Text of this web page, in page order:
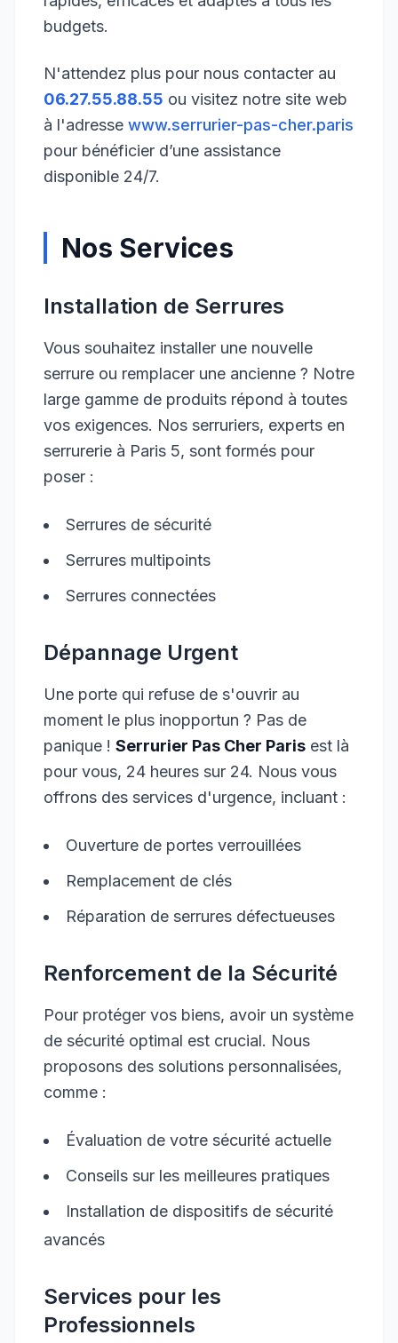
budgets.
N'attendez plus pour nous contacter au
06.27.55.88.55 ou visitez notre site web
à l'adresse www.serrurier-pas-cher.paris
pour bénéficier d’une assistance
disponible 24/7.
Nos Services
Installation de Serrures
Vous souhaitez installer une nouvelle
serrure ou remplacer une ancienne ? Notre
large gamme de produits répond à toutes
vos exigences. Nos serruriers, experts en
serrurerie à Paris 5, sont formés pour
poser :
Serrures de sécurité
Serrures multipoints
Serrures connectées
Dépannage Urgent
Une porte qui refuse de s'ouvrir au
moment le plus inopportun ? Pas de
panique ! Serrurier Pas Cher Paris est là
pour vous, 24 heures sur 24. Nous vous
offrons des services d'urgence, incluant :
Ouverture de portes verrouillées
Remplacement de clés
Réparation de serrures défectueuses
Renforcement de la Sécurité
Pour protéger vos biens, avoir un système
de sécurité optimal est crucial. Nous
proposons des solutions personnalisées,
comme :
Évaluation de votre sécurité actuelle
Conseils sur les meilleures pratiques
Installation de dispositifs de sécurité
avancés
Services pour les
Professionnels